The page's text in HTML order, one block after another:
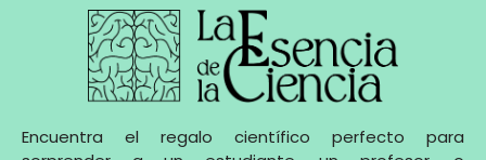
Encuentra el regalo científico perfecto para